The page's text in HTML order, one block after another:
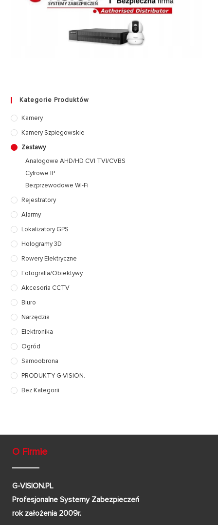
Kategorie Produktów
Kamery
Kamery Szpiegowskie
Zestawy
Analogowe AHD/HD CVI TVI/CVBS
Cyfrowe IP
Bezprzewodowe Wi-Fi
Rejestratory
Alarmy
Lokalizatory GPS
Hologramy 3D
Rowery Elektryczne
Fotografia/Obiektywy
Akcesoria CCTV
Biuro
Narzędzia
Elektronika
Ogród
Samoobrona
PRODUKTY G-VISION.
Bez Kategorii
O Firmie
G-VISION.PL
Profesjonalne Systemy Zabezpieczeń
rok założenia 2009r.